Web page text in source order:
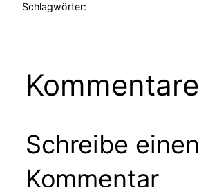
Schlagwörter:
Kommentare
Schreibe einen
Kommentar